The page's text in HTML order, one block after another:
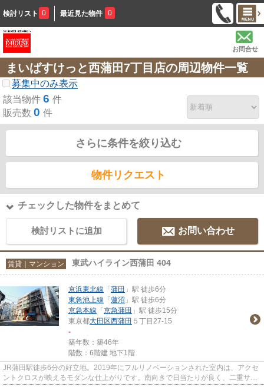
検討リスト 0 最近見た物件 0
お問合せ
まいばすけっと西蒲田7丁目店の周辺物件一覧
募集中のみ表示
該当物件 6 件
販売数 0 件
さらに条件を絞り込む
物件リクエスト
チェックした物件をまとめて
検討リストに追加 お問い合わせ
賃貸｜マンション 東武ハイライン西蒲田 404
京浜東北線 「 蒲田 」駅 徒歩6分
東急池上線 「 蓮沼 」駅 徒歩6分
京急本線 「 京急蒲田 」駅 徒歩15分
東京都大田区西蒲田 ５丁目27-15
-
築年数：築46年
階数：6階建 地下1階
JR蒲田駅徒歩6分の好立地。2019年にフルリノベーションされた室内は、アクセ
ントクロスが映えるモダンな仕上がりです。南向きで日当たりが良く、二重サッ